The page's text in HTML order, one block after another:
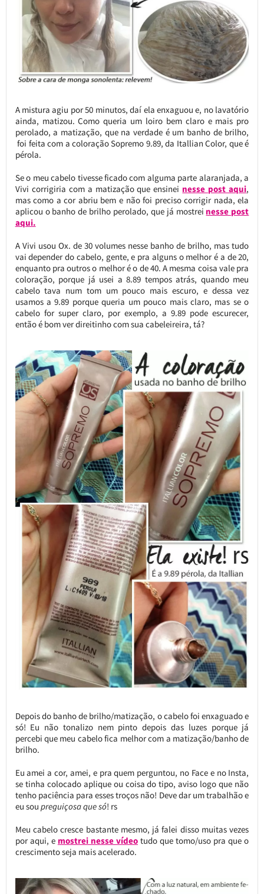
A mistura agiu por 50 minutos, daí ela enxaguou e, no lavatório
ainda, matizou. Como queria um loiro bem claro e mais pro
perolado, a matização, que na verdade é um banho de brilho,
foi feita com a coloração Sopremo 9.89, da Itallian Color, que é
pérola.
Se o meu cabelo tivesse ficado com alguma parte alaranjada, a
Vivi corrigiria com a matização que ensinei nesse post aqui,
mas como a cor abriu bem e não foi preciso corrigir nada, ela
aplicou o banho de brilho perolado, que já mostrei nesse post
aqui.
A Vivi usou Ox. de 30 volumes nesse banho de brilho, mas tudo
vai depender do cabelo, gente, e pra alguns o melhor é a de 20,
enquanto pra outros o melhor é o de 40. A mesma coisa vale pra
coloração, porque já usei a 8.89 tempos atrás, quando meu
cabelo tava num tom um pouco mais escuro, e dessa vez
usamos a 9.89 porque queria um pouco mais claro, mas se o
cabelo for super claro, por exemplo, a 9.89 pode escurecer,
então é bom ver direitinho com sua cabeleireira, tá?
Depois do banho de brilho/matização, o cabelo foi enxaguado e
só! Eu não tonalizo nem pinto depois das luzes porque já
percebi que meu cabelo fica melhor com a matização/banho de
brilho.
Eu amei a cor, amei, e pra quem perguntou, no Face e no Insta,
se tinha colocado aplique ou coisa do tipo, aviso logo que não
tenho paciência para esses troços não! Deve dar um trabalhão e
eu sou preguiçosa que só! rs
Meu cabelo cresce bastante mesmo, já falei disso muitas vezes
por aqui, e mostrei nesse vídeotudo que tomo/uso pra que o
crescimento seja mais acelerado.